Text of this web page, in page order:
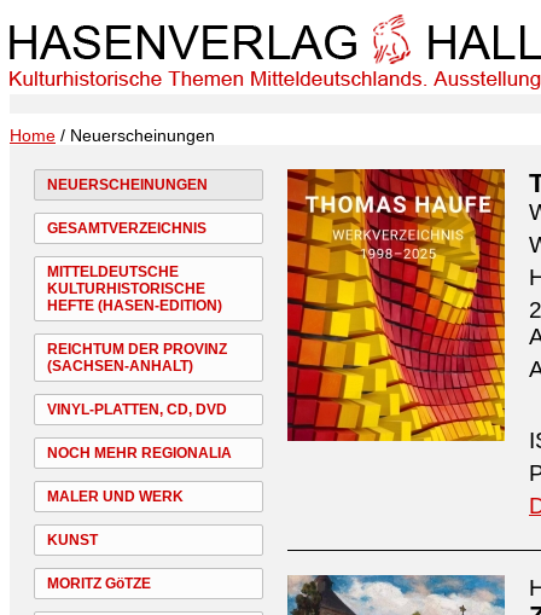
Home / Neuerscheinungen
NEUERSCHEINUNGEN
GESAMTVERZEICHNIS
MITTELDEUTSCHE
KULTURHISTORISCHE
HEFTE (HASEN-EDITION)
REICHTUM DER PROVINZ
(SACHSEN-ANHALT)
VINYL-PLATTEN, CD, DVD
NOCH MEHR REGIONALIA
MALER UND WERK
KUNST
MORITZ GöTZE